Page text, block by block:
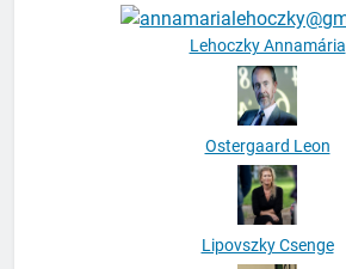
Lehoczky Annamária
Ostergaard Leon
Lipovszky Csenge